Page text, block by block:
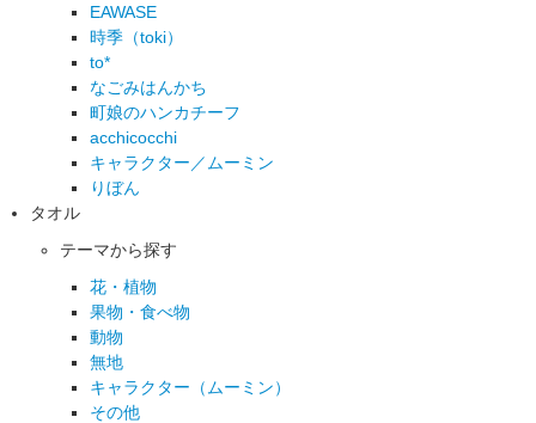
EAWASE
時季（toki）
to*
なごみはんかち
町娘のハンカチーフ
acchicocchi
キャラクター／ムーミン
りぼん
タオル
テーマから探す
花・植物
果物・食べ物
動物
無地
キャラクター（ムーミン）
その他